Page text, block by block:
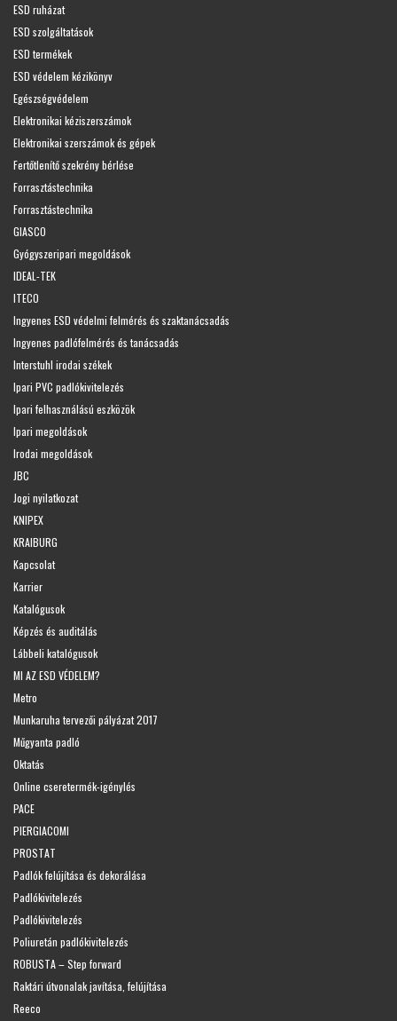
ESD ruházat
ESD szolgáltatások
ESD termékek
ESD védelem kézikönyv
Egészségvédelem
Elektronikai kéziszerszámok
Elektronikai szerszámok és gépek
Fertőtlenítő szekrény bérlése
Forrasztástechnika
Forrasztástechnika
GIASCO
Gyógyszeripari megoldások
IDEAL-TEK
ITECO
Ingyenes ESD védelmi felmérés és szaktanácsadás
Ingyenes padlófelmérés és tanácsadás
Interstuhl irodai székek
Ipari PVC padlókivitelezés
Ipari felhasználású eszközök
Ipari megoldások
Irodai megoldások
JBC
Jogi nyilatkozat
KNIPEX
KRAIBURG
Kapcsolat
Karrier
Katalógusok
Képzés és auditálás
Lábbeli katalógusok
MI AZ ESD VÉDELEM?
Metro
Munkaruha tervezői pályázat 2017
Műgyanta padló
Oktatás
Online cseretermék-igénylés
PACE
PIERGIACOMI
PROSTAT
Padlók felújítása és dekorálása
Padlókivitelezés
Padlókivitelezés
Poliuretán padlókivitelezés
ROBUSTA – Step forward
Raktári útvonalak javítása, felújítása
Reeco